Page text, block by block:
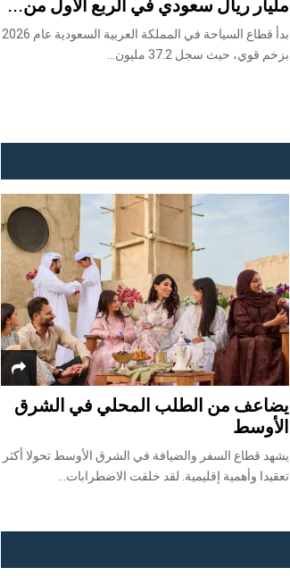
بدأ قطاع السياحة في المملكة العربية السعودية عام 2026
بزخم قوي، حيث سجل 37.2 مليون...
يضاعف من الطلب المحلي في الشرق
الأوسط
يشهد قطاع السفر والضيافة في الشرق الأوسط تحولا أكثر
تعقيدا وأهمية إقليمية. لقد خلقت الاضطرابات...